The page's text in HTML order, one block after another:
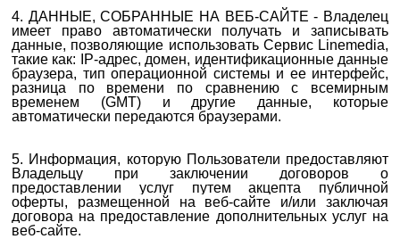
4. ДАННЫЕ, СОБРАННЫЕ НА ВЕБ-САЙТЕ - Владелец
имеет право автоматически получать и записывать
данные, позволяющие использовать Сервис Linemedia,
такие как: IP-адрес, домен, идентификационные данные
браузера, тип операционной системы и ее интерфейс,
разница по времени по сравнению с всемирным
временем (GMT) и другие данные, которые
автоматически передаются браузерами.
5. Информация, которую Пользователи предоставляют
Владельцу при заключении договоров о
предоставлении услуг путем акцепта публичной
оферты, размещенной на веб-сайте и/или заключая
договора на предоставление дополнительных услуг на
веб-сайте.